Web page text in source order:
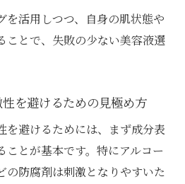
ンキングの活用で失敗しな
解く肌荒れ美容液の本音評
荒れ美容液を口コミで見極
を活用しつつ、自身の肌状態や
ことで、失敗の少ない美容液選
を避けるための見極め方
を避けるためには、まず成分表
ことが基本です。特にアルコー
の防腐剤は刺激となりやすいた